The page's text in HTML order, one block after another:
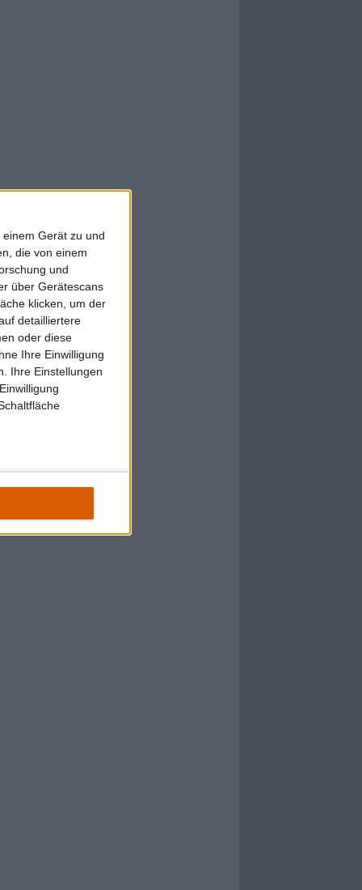
Gerät zu und
die von einem
und
über Gerätescans
klicken, um der
detailliertere
oder diese
Ihre Einwilligung
Ihre Einstellungen